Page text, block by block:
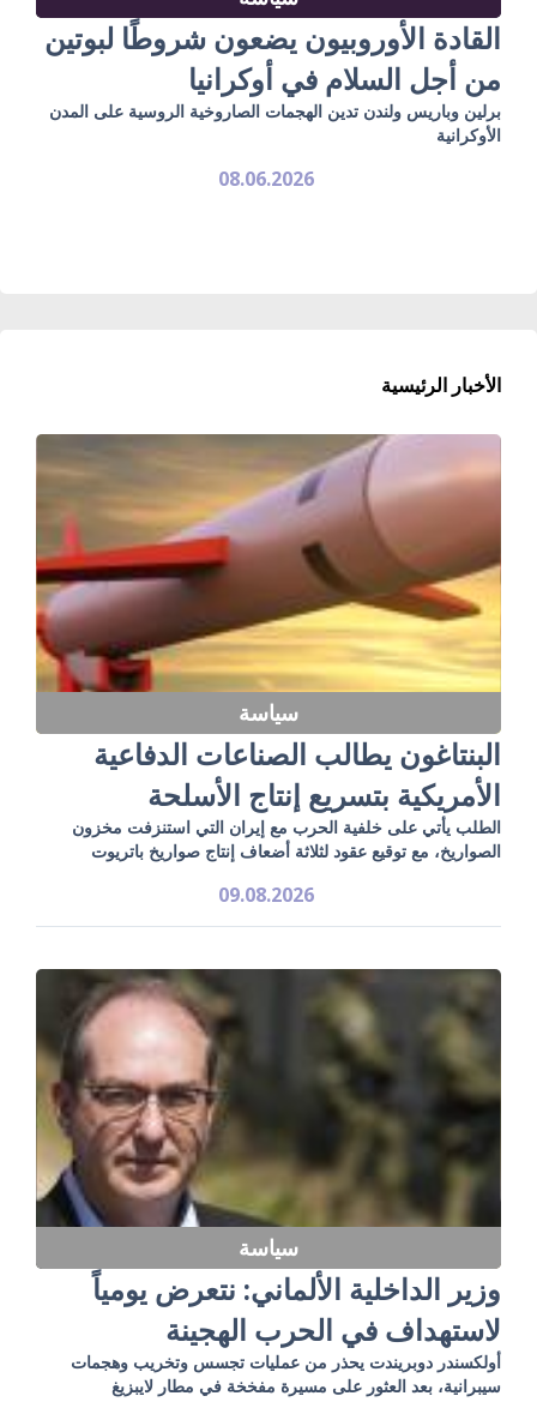
القادة الأوروبيون يضعون شروطًا لبوتين
من أجل السلام في أوكرانيا
برلين وباريس ولندن تدين الهجمات الصاروخية الروسية على المدن
الأوكرانية
08.06.2026
الأخبار الرئيسية
سياسة
البنتاغون يطالب الصناعات الدفاعية
الأمريكية بتسريع إنتاج الأسلحة
الطلب يأتي على خلفية الحرب مع إيران التي استنزفت مخزون
الصواريخ، مع توقيع عقود لثلاثة أضعاف إنتاج صواريخ باتريوت
09.08.2026
سياسة
وزير الداخلية الألماني: نتعرض يومياً
لاستهداف في الحرب الهجينة
أولكسندر دوبريندت يحذر من عمليات تجسس وتخريب وهجمات
سيبرانية، بعد العثور على مسيرة مفخخة في مطار لايبزيغ